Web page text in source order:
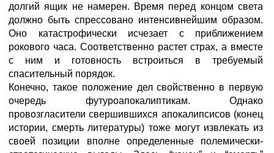
долгий ящик не намерен. Время перед концом света
должно быть спрессовано интенсивнейшим образом.
Оно катастрофически исчезает с приближением
рокового часа. Соответственно растет страх, а вместе
с ним и готовность встроиться в требуемый
спасительный порядок.
Конечно, такое положение дел свойственно в первую
очередь футуроапокалиптикам. Однако
провозгласители свершившихся апокалипсисов (конец
истории, смерть литературы) тоже могут извлекать из
своей позиции вполне определенные полемически-